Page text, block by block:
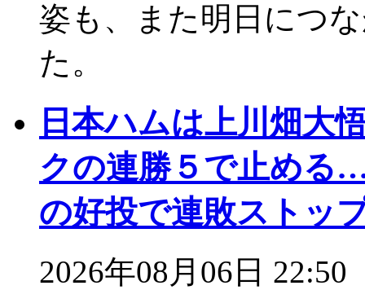
姿も、また明日につ
た。
日本ハムは上川畑大
クの連勝５で止める
の好投で連敗ストッ
2026年08月06日 22:50